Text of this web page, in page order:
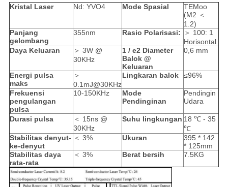
Kristal Laser Nd: YVO4 Mode Spasial
TEMoo
(M2 ＜
1.2)
Panjang
gelombang
355nm Rasio Polarisasi:
＞ 100: 1
Horisontal
Daya Keluaran
＞ 3W @
30KHz
1 / e2 Diameter
Balok @
Keluaran
0,6 mm
Energi pulsa
maks
＞
0.1mJ@30KHz
Lingkaran balok ≤96%
Frekuensi
pengulangan
pulsa
10-150KHz
Mode
Pendinginan
Pendingin
Udara
Durasi pulsa
＜ 15ns @
30KHz
Suhu lingkungan 18 ℃ - 35
℃
Stabilitas denyut-
ke-denyut
＜ 3% Ukuran
395 * 142
* 125mm
Stabilitas daya
rata-rata
＜ 3% Berat bersih 7.5KG